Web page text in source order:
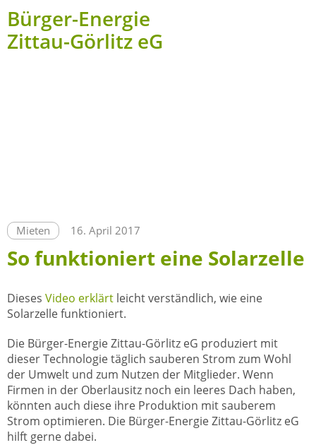
Bürger-Energie
Zittau-Görlitz eG
Mieten 16. April 2017
So funktioniert eine Solarzelle
Dieses Video erklärt leicht verständlich, wie eine
Solarzelle funktioniert.
Die Bürger-Energie Zittau-Görlitz eG produziert mit
dieser Technologie täglich sauberen Strom zum Wohl
der Umwelt und zum Nutzen der Mitglieder. Wenn
Firmen in der Oberlausitz noch ein leeres Dach haben,
könnten auch diese ihre Produktion mit sauberem
Strom optimieren. Die Bürger-Energie Zittau-Görlitz eG
hilft gerne dabei.